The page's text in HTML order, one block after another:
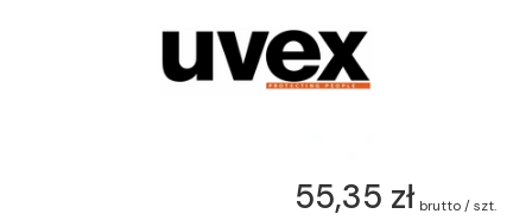
55,35 zł brutto / szt.